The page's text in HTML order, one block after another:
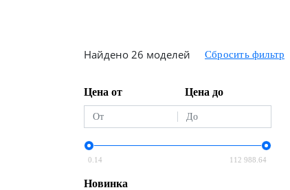
Найдено 26 моделей
Цена от Цена до
0.14 112 988.64
Новинка